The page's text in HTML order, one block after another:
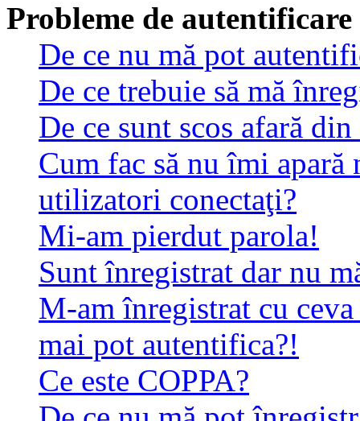
Probleme de
De ce nu mă pot
De ce trebuie să mă
De ce sunt scos afară
Cum fac să nu îmi
utilizatori conectaţi?
Mi-am pierdut parola!
Sunt înregistrat dar nu
M-am înregistrat cu
mai pot autentifica?!
Ce este COPPA?